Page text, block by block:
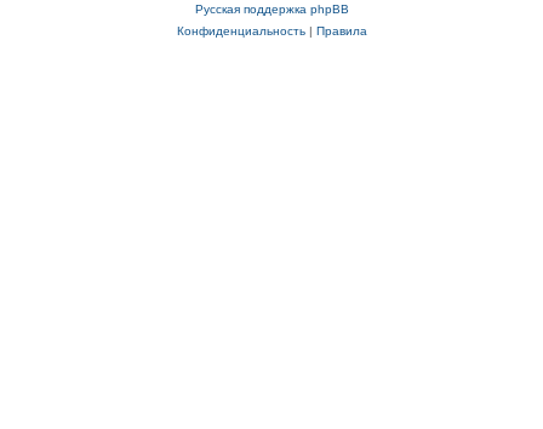
Русская поддержка phpBB
Конфиденциальность| Правила